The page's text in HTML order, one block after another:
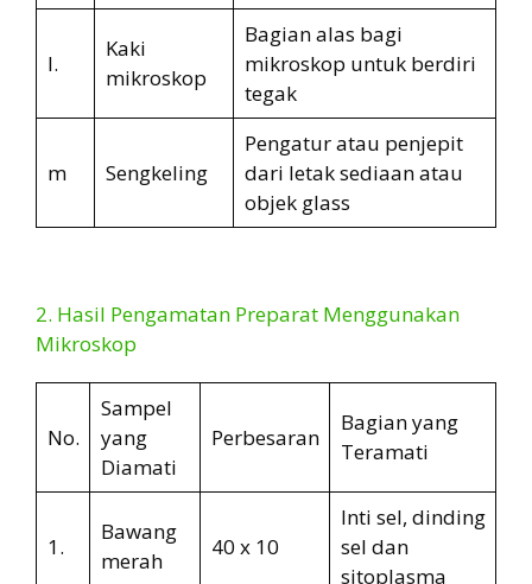
l.
Kaki
mikroskop
Bagian alas bagi
mikroskop untuk berdiri
tegak
m Sengkeling
Pengatur atau penjepit
dari letak sediaan atau
objek glass
2. Hasil Pengamatan Preparat Menggunakan
Mikroskop
No.
Sampel
yang
Diamati
Perbesaran
Bagian yang
Teramati
1.
Bawang
merah
40 x 10
Inti sel, dinding
sel dan
sitoplasma